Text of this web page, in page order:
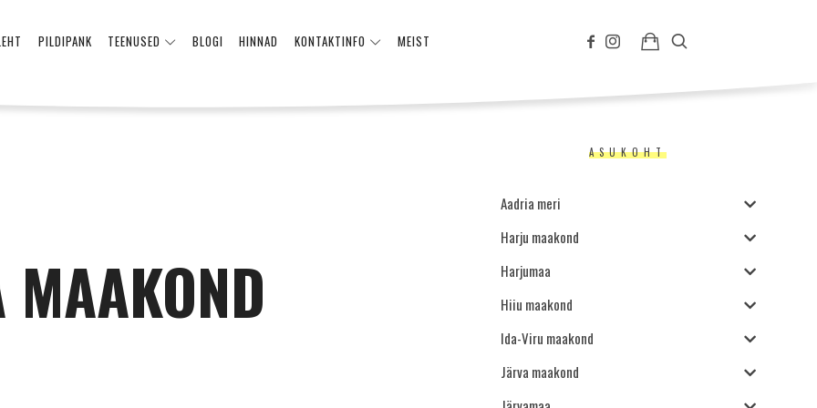
PILDIPANK TEENUSED BLOGI HINNAD KONTAKTINFO MEIST
MAAKOND
ASUKOHT
Aadria meri
Harju maakond
Harjumaa
Hiiu maakond
Ida-Viru maakond
Järva maakond